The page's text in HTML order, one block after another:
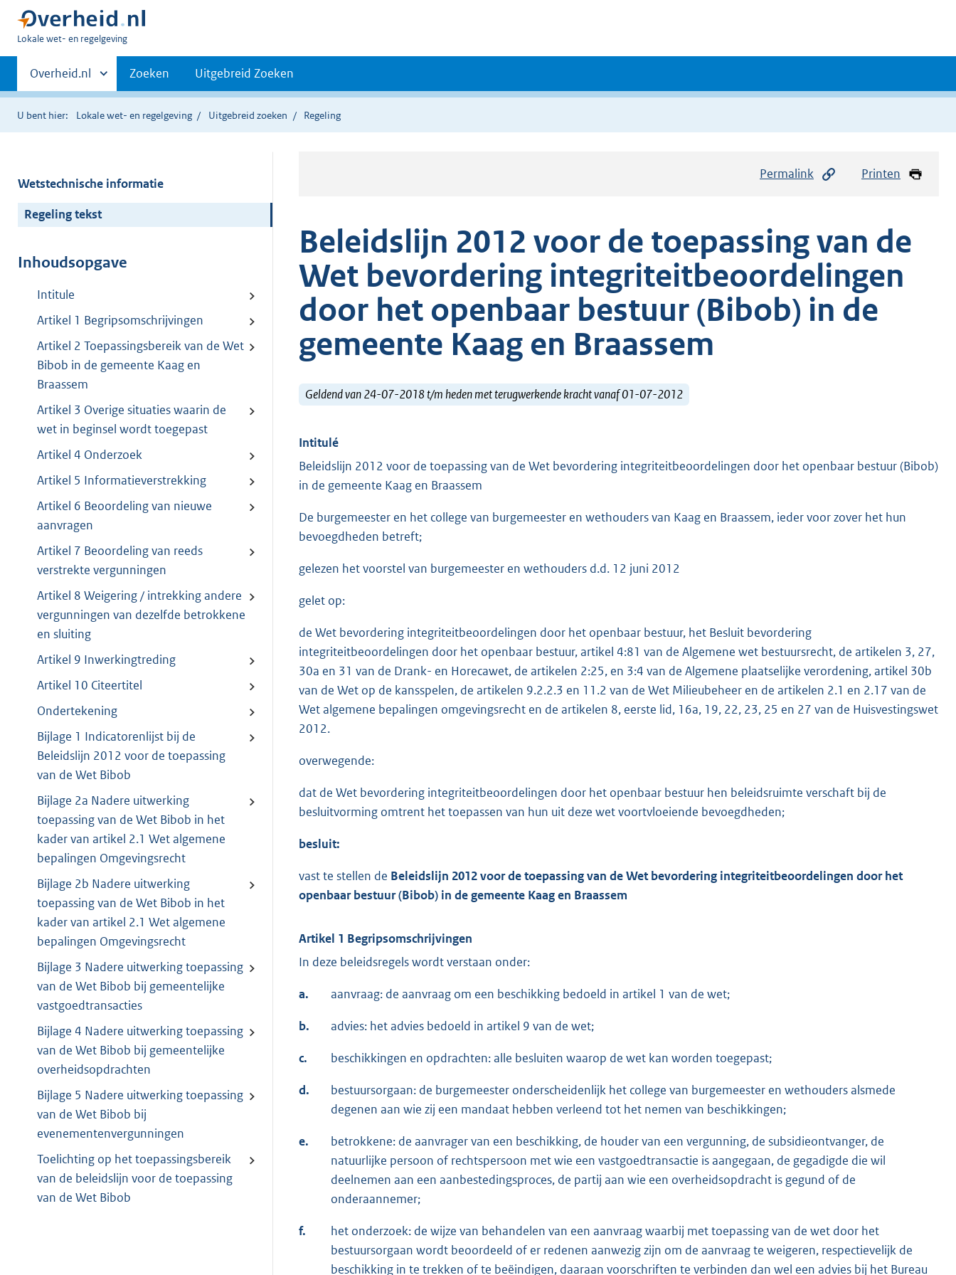
U
hier:
Lokale wet- en regelgeving
Primaire
navigatie
Andere
sites
binnen
Overheid.nl Zoeken Uitgebreid Zoeken
U bent hier: Lokale wet- en regelgeving Uitgebreid zoeken Regeling
Wetstechnische informatie
Regeling tekst
Inhoudsopgave
Intitule
Artikel 1 Begripsomschrijvingen
Artikel 2 Toepassingsbereik van de Wet
Bibob in de gemeente Kaag en
Braassem
Artikel 3 Overige situaties waarin de
wet in beginsel wordt toegepast
Artikel 4 Onderzoek
Artikel 5 Informatieverstrekking
Artikel 6 Beoordeling van nieuwe
aanvragen
Artikel 7 Beoordeling van reeds
verstrekte vergunningen
Artikel 8 Weigering / intrekking andere
vergunningen van dezelfde betrokkene
en sluiting
Artikel 9 Inwerkingtreding
Artikel 10 Citeertitel
Ondertekening
Bijlage 1 Indicatorenlijst bij de
Beleidslijn 2012 voor de toepassing
van de Wet Bibob
Bijlage 2a Nadere uitwerking
toepassing van de Wet Bibob in het
kader van artikel 2.1 Wet algemene
bepalingen Omgevingsrecht
Bijlage 2b Nadere uitwerking
toepassing van de Wet Bibob in het
kader van artikel 2.1 Wet algemene
bepalingen Omgevingsrecht
Bijlage 3 Nadere uitwerking toepassing
van de Wet Bibob bij gemeentelijke
vastgoedtransacties
Bijlage 4 Nadere uitwerking toepassing
van de Wet Bibob bij gemeentelijke
overheidsopdrachten
Bijlage 5 Nadere uitwerking toepassing
van de Wet Bibob bij
evenementenvergunningen
Toelichting op het toepassingsbereik
van de beleidslijn voor de toepassing
van de Wet Bibob
Permalink Printen
Beleidslijn 2012 voor de toepassing van de
Wet bevordering integriteitbeoordelingen
door het openbaar bestuur (Bibob) in de
gemeente Kaag en Braassem
Geldend van 24-07-2018 t/m heden met terugwerkende kracht vanaf 01-07-2012
Intitulé
Beleidslijn 2012 voor de toepassing van de Wet bevordering integriteitbeoordelingen door het openbaar bestuur (Bibob)
in de gemeente Kaag en Braassem
De burgemeester en het college van burgemeester en wethouders van Kaag en Braassem, ieder voor zover het hun
bevoegdheden betreft;
gelezen het voorstel van burgemeester en wethouders d.d. 12 juni 2012
gelet op:
de Wet bevordering integriteitbeoordelingen door het openbaar bestuur, het Besluit bevordering
integriteitbeoordelingen door het openbaar bestuur, artikel 4:81 van de Algemene wet bestuursrecht, de artikelen 3, 27,
30a en 31 van de Drank- en Horecawet, de artikelen 2:25, en 3:4 van de Algemene plaatselijke verordening, artikel 30b
van de Wet op de kansspelen, de artikelen 9.2.2.3 en 11.2 van de Wet Milieubeheer en de artikelen 2.1 en 2.17 van de
Wet algemene bepalingen omgevingsrecht en de artikelen 8, eerste lid, 16a, 19, 22, 23, 25 en 27 van de Huisvestingswet
2012.
overwegende:
dat de Wet bevordering integriteitbeoordelingen door het openbaar bestuur hen beleidsruimte verschaft bij de
besluitvorming omtrent het toepassen van hun uit deze wet voortvloeiende bevoegdheden;
besluit:
vast te stellen de Beleidslijn 2012 voor de toepassing van de Wet bevordering integriteitbeoordelingen door het
openbaar bestuur (Bibob) in de gemeente Kaag en Braassem
Artikel 1 Begripsomschrijvingen
In deze beleidsregels wordt verstaan onder:
a. aanvraag: de aanvraag om een beschikking bedoeld in artikel 1 van de wet;
b. advies: het advies bedoeld in artikel 9 van de wet;
c. beschikkingen en opdrachten: alle besluiten waarop de wet kan worden toegepast;
d.
bestuursorgaan: de burgemeester onderscheidenlijk het college van burgemeester en wethouders alsmede
degenen aan wie zij een mandaat hebben verleend tot het nemen van beschikkingen;
e.
betrokkene: de aanvrager van een beschikking, de houder van een vergunning, de subsidieontvanger, de
natuurlijke persoon of rechtspersoon met wie een vastgoedtransactie is aangegaan, de gegadigde die wil
deelnemen aan een aanbestedingsproces, de partij aan wie een overheidsopdracht is gegund of de
onderaannemer;
f.
het onderzoek: de wijze van behandelen van een aanvraag waarbij met toepassing van de wet door het
bestuursorgaan wordt beoordeeld of er redenen aanwezig zijn om de aanvraag te weigeren, respectievelijk de
beschikking in te trekken of te beëindigen, daaraan voorschriften te verbinden dan wel een advies bij het Bureau